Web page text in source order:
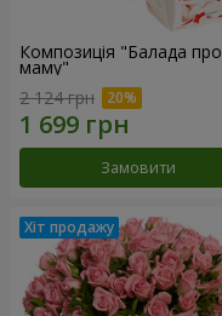
Композиція "Балада про
маму"
2 124 грн
Замовити